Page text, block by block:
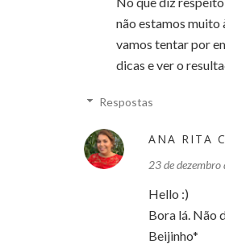
não estamos muito
vamos tentar por
dicas e ver o
Respostas
ANA RITA
23 de
Hello :)
Bora lá. Não
Beijinho*